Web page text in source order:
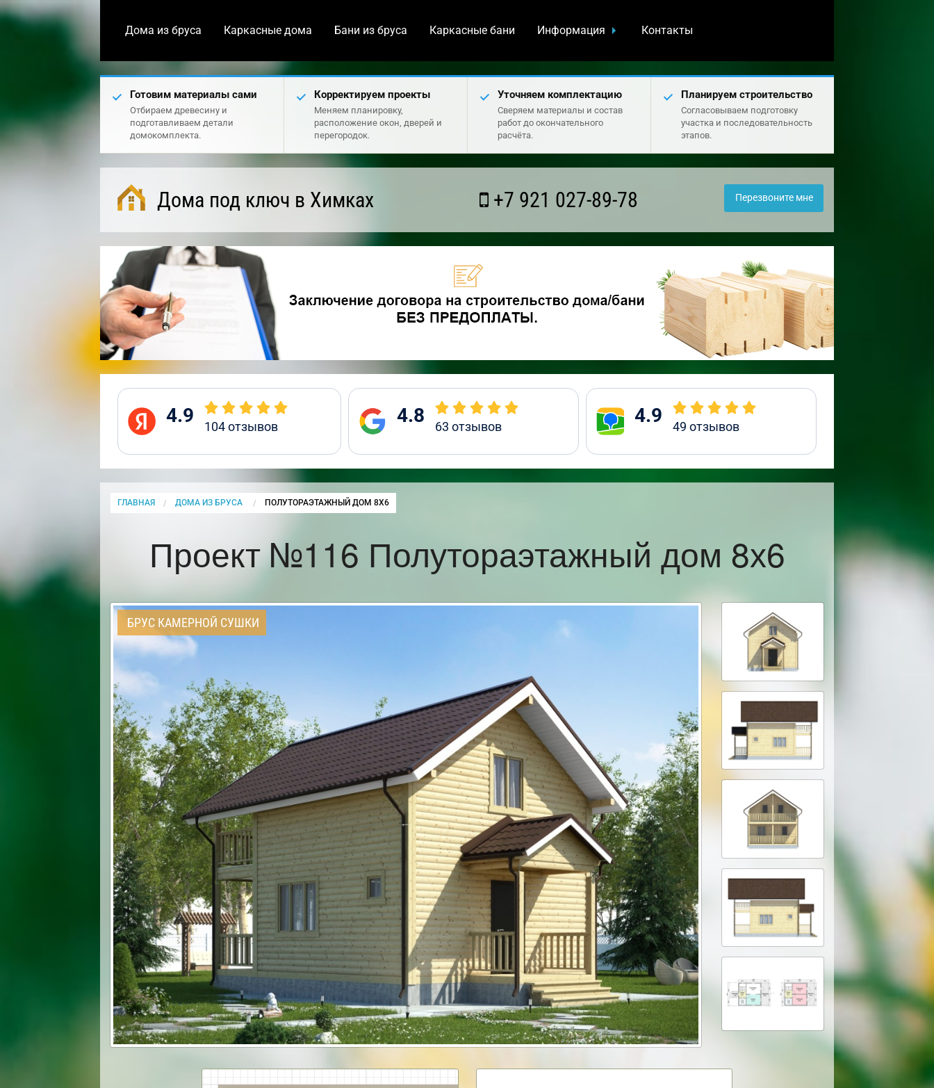
Дома из бруса Каркасные дома Бани из бруса Каркасные бани Информация Контакты
Готовим материалы сами
Отбираем древесину и
подготавливаем детали
домокомплекта.
Корректируем проекты
Меняем планировку,
расположение окон, дверей и
перегородок.
Уточняем комплектацию
Сверяем материалы и состав
работ до окончательного
расчёта.
Планируем строительство
Согласовываем подготовку
участка и последовательность
этапов.
Дома под ключ в Химках +7 921 027-89-78 Перезвоните мне
4.9 104отзывов 4.8 63 отзывов 4.9 49 отзывов
ГЛАВНАЯ ДОМА ИЗ БРУСА CURRENT:
ПОЛУТОРАЭТАЖНЫЙ ДОМ 8Х6
Проект №116 Полутораэтажный дом 8х6
БРУС КАМЕРНОЙ СУШКИ